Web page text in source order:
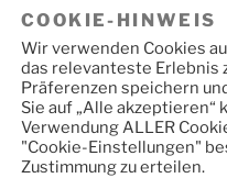
Suche
nach:
COOKIE-HINWEIS
Wir verwenden Cookies
das relevanteste Erlebnis
Präferenzen speichern
Sie auf „Alle akzeptieren“
Verwendung ALLER
"Cookie-Einstellungen"
Zustimmung zu erteilen.